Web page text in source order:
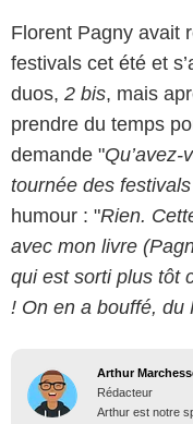
Florent Pagny avait
festivals cet été et
duos, 2 bis, mais
prendre du temps
demande "
tournée des
humour : "Rien.
avec mon livre
qui est sorti plus tôt
! On en a bouffé, du
Arthur
Rédacteur
Arthur est notre